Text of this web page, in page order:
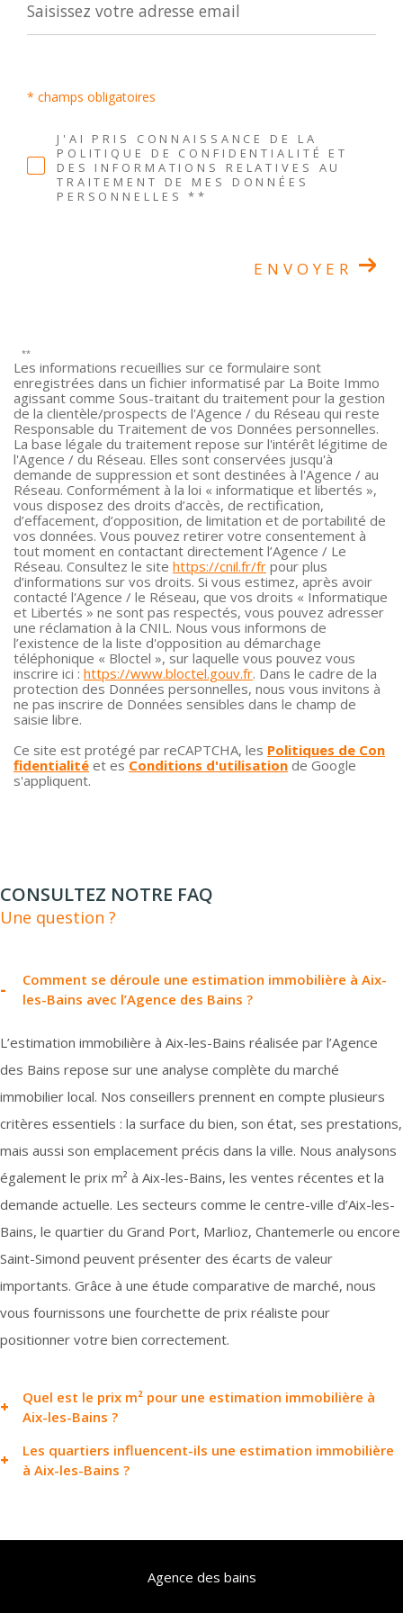
* champs obligatoires
J'AI PRIS CONNAISSANCE DE LA
POLITIQUE DE CONFIDENTIALITÉ ET
DES INFORMATIONS RELATIVES AU
TRAITEMENT DE MES DONNÉES
PERSONNELLES **
ENVOYER
**
Les informations recueillies sur ce formulaire sont
enregistrées dans un fichier informatisé par La Boite Immo
agissant comme Sous-traitant du traitement pour la gestion
de la clientèle/prospects de l'Agence / du Réseau qui reste
Responsable du Traitement de vos Données personnelles.
La base légale du traitement repose sur l'intérêt légitime de
l'Agence / du Réseau. Elles sont conservées jusqu'à
demande de suppression et sont destinées à l'Agence / au
Réseau. Conformément à la loi « informatique et libertés »,
vous disposez des droits d’accès, de rectification,
d’effacement, d’opposition, de limitation et de portabilité de
vos données. Vous pouvez retirer votre consentement à
tout moment en contactant directement l’Agence / Le
Réseau. Consultez le site https://cnil.fr/fr pour plus
d’informations sur vos droits. Si vous estimez, après avoir
contacté l'Agence / le Réseau, que vos droits « Informatique
et Libertés » ne sont pas respectés, vous pouvez adresser
une réclamation à la CNIL. Nous vous informons de
l’existence de la liste d'opposition au démarchage
téléphonique « Bloctel », sur laquelle vous pouvez vous
inscrire ici : https://www.bloctel.gouv.fr. Dans le cadre de la
protection des Données personnelles, nous vous invitons à
ne pas inscrire de Données sensibles dans le champ de
saisie libre.
Ce site est protégé par reCAPTCHA, les Politiques de Con
fidentialité et es Conditions d'utilisation de Google
s'appliquent.
CONSULTEZ NOTRE FAQ
Une question ?
Comment se déroule une estimation immobilière à Aix-
les-Bains avec l’Agence des Bains ?
L’estimation immobilière à Aix-les-Bains réalisée par l’Agence
des Bains repose sur une analyse complète du marché
immobilier local. Nos conseillers prennent en compte plusieurs
critères essentiels : la surface du bien, son état, ses prestations,
mais aussi son emplacement précis dans la ville. Nous analysons
également le prix m² à Aix-les-Bains, les ventes récentes et la
demande actuelle. Les secteurs comme le centre-ville d’Aix-les-
Bains, le quartier du Grand Port, Marlioz, Chantemerle ou encore
Saint-Simond peuvent présenter des écarts de valeur
importants. Grâce à une étude comparative de marché, nous
vous fournissons une fourchette de prix réaliste pour
positionner votre bien correctement.
Quel est le prix m² pour une estimation immobilière à
Aix-les-Bains ?
Le prix m² à Aix-les-Bains varie selon plusieurs facteurs : le type
Aix-les-Bains précise, Agence des Bains étudie les transactions
récentes et les tendances du marché immobilier dans chaque
Les quartiers influencent-ils une estimation immobilière
à Aix-les-Bains ?
majeur dans une estimation immobilière. Le centre-ville d’Aix-les-
Agence des bains